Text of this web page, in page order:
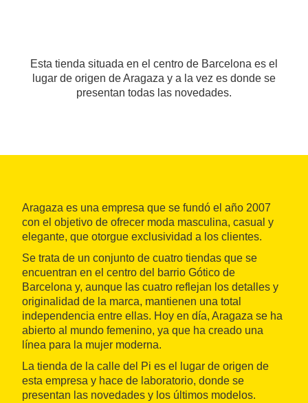
Esta tienda situada en el centro de Barcelona es el
lugar de origen de Aragaza y a la vez es donde se
presentan todas las novedades.
Aragaza es una empresa que se fundó el año 2007
con el objetivo de ofrecer moda masculina, casual y
elegante, que otorgue exclusividad a los clientes.
Se trata de un conjunto de cuatro tiendas que se
encuentran en el centro del barrio Gótico de
Barcelona y, aunque las cuatro reflejan los detalles y
originalidad de la marca, mantienen una total
independencia entre ellas. Hoy en día, Aragaza se ha
abierto al mundo femenino, ya que ha creado una
línea para la mujer moderna.
La tienda de la calle del Pi es el lugar de origen de
esta empresa y hace de laboratorio, donde se
presentan las novedades y los últimos modelos.